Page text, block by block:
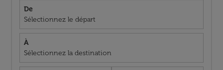
De
Sélectionnez le départ
À
Sélectionnez la destination